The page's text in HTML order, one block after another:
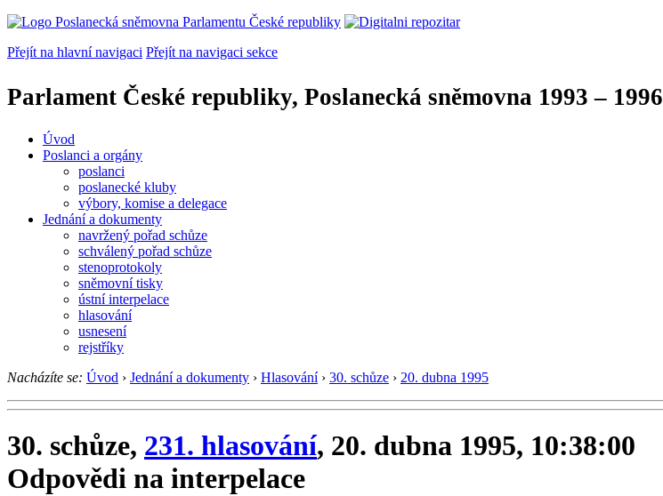
Přejít na hlavní navigaci Přejít na navigaci sekce
Parlament České republiky, Poslanecká sněmovna 1993 – 1996
Úvod
Poslanci a orgány
poslanci
poslanecké kluby
výbory, komise a delegace
Jednání a dokumenty
navržený pořad schůze
schválený pořad schůze
stenoprotokoly
sněmovní tisky
ústní interpelace
hlasování
usnesení
rejstříky
Nacházíte se: Úvod › Jednání a dokumenty › Hlasování › 30. schůze › 20. dubna 1995
30. schůze, 231. hlasování, 20. dubna 1995, 10:38:00
Odpovědi na interpelace